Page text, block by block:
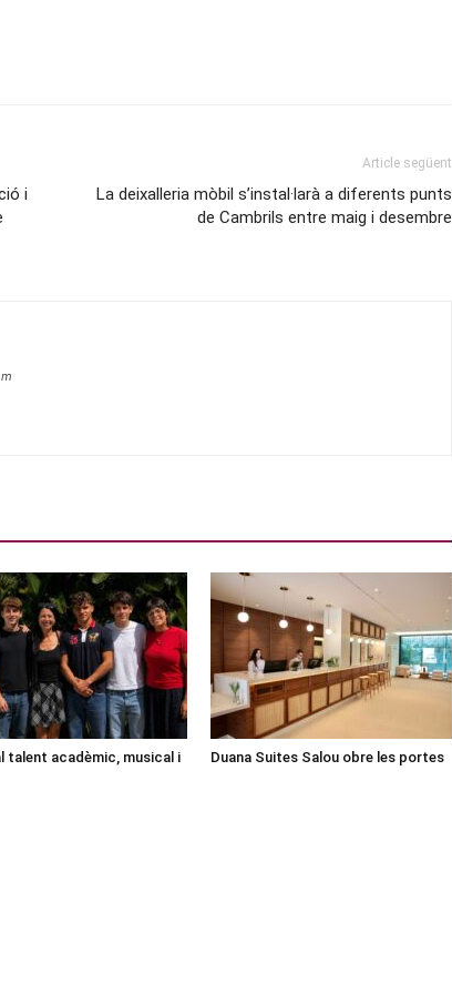
i
Article següent
La deixalleria mòbil s’instal·larà a diferents punts
de Cambrils entre maig i desembre
talent acadèmic, musical i
Duana Suites Salou obre les portes